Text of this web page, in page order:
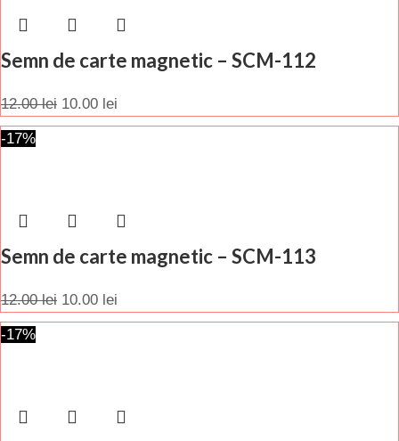
Semn de carte magnetic – SCM-112
12.00lei 10.00 lei
-17%
Semn de carte magnetic – SCM-113
12.00lei 10.00 lei
-17%